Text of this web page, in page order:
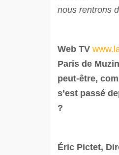
nous rentrons
Web TV
Paris de
peut-être,
s’est passé
?
Éric Pictet,